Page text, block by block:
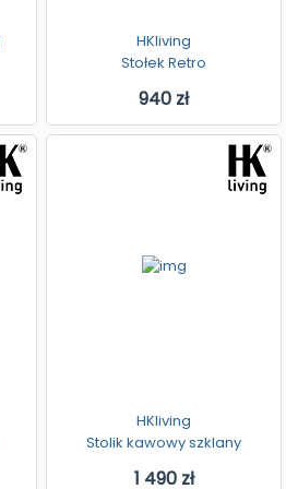
HKliving
Stołek Retro
940 zł
HKliving
Stolik kawowy szklany
1 490 zł